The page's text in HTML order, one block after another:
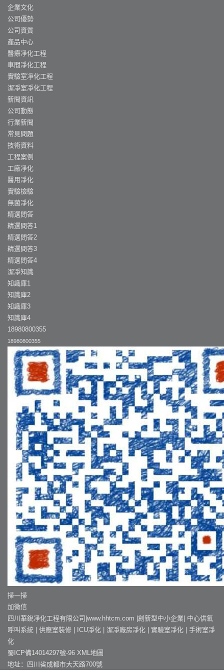
企業文化
公司優勢
公司資質
產品中心
醫療凈化工程
車間凈化工程
實驗室凈化工程
潔凈室凈化工程
新聞資訊
公司動態
行業新聞
常見問題
技術資料
工程案例
工廠凈化
醫用凈化
實驗檢驗
無菌凈化
精選問答
精選問答1
精選問答2
精選問答3
精選問答4
潔凈知識
知識庫1
知識庫2
知識庫3
知識庫4
18980800355
18980800355
掃一掃
加微信
四川華銳凈化工程有限公司|www.hhtcm.com |創新型中小企業| 中心供氧
呼叫系統
供應室裝修 ICU凈化 潔凈廠房凈化 實驗室凈化
手術室凈
化
蜀ICP備14014297號-96 XML地圖
地址：四川省成都市大天路700號